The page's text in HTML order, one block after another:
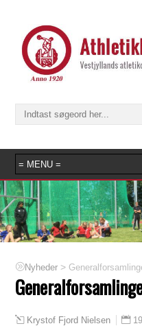
Nyheder >
Krystof Fjord Nielsen